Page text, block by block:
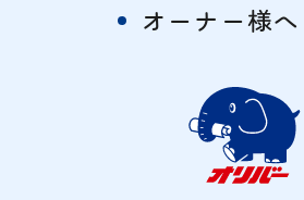
オーナー様へ
物件概要
- OVERVIEW -